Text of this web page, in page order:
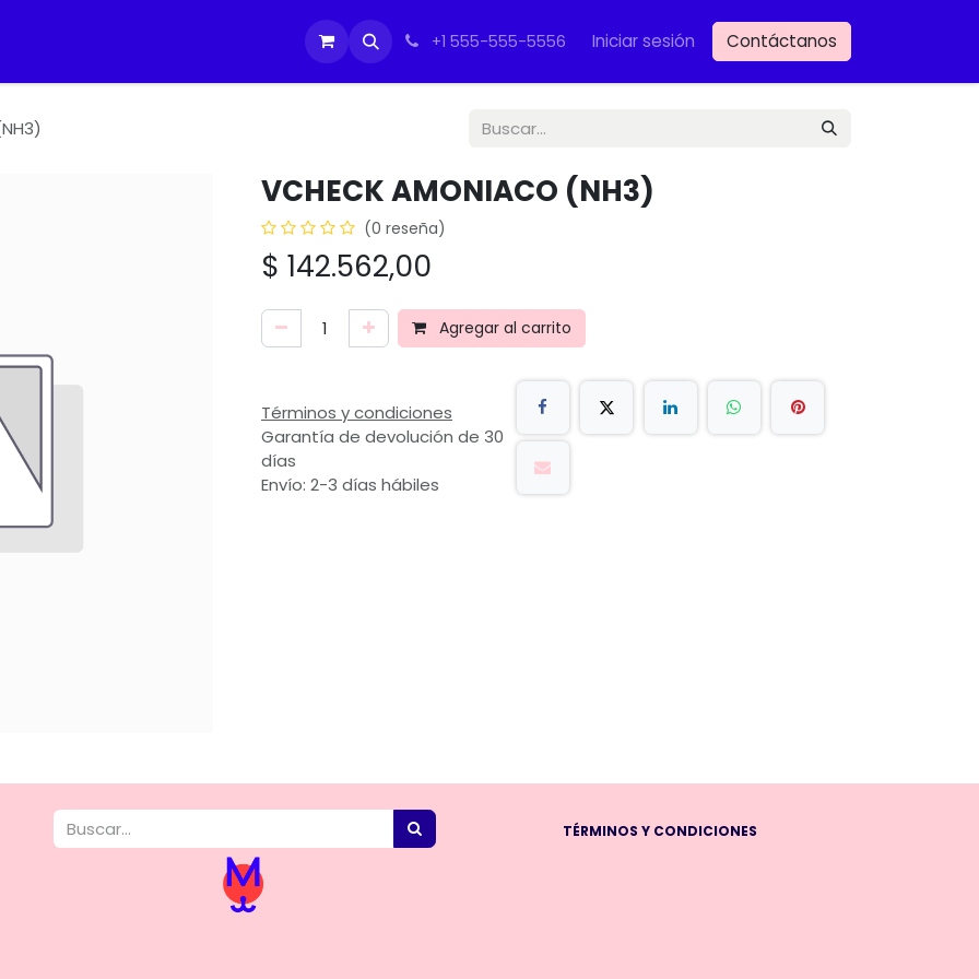
Ayuda Ayuda IMOVET
+1 555-555-5556 Iniciar sesión Contáctanos
VCHECK AMONIACO (NH3)
(0 reseña)
$ 142.562,00
Agregar al carrito
Términos y condiciones
Garantía de devolución de 30
días
Envío: 2-3 días hábiles
TÉRMINOS Y CONDICIONES